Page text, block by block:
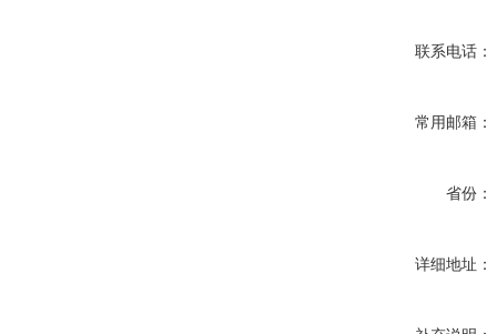
联系电话：
常用邮箱：
省份：
详细地址：